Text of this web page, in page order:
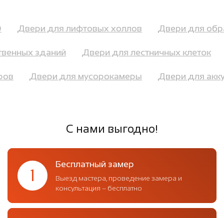
Двери для лифтовых холлов Двери для
зданий Двери для лестничных клеток
Двери для мусорокамеры Двери для
С нами выгодно!
1
Бесплатный замер
Выезд мастера, проведение замера и
консультация – бесплатно